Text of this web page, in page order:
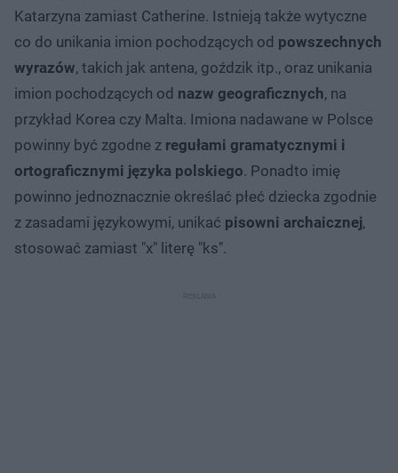
Katarzyna zamiast Catherine. Istnieją także wytyczne
co do unikania imion pochodzących od powszechnych
wyrazów, takich jak antena, goździk itp., oraz unikania
imion pochodzących od nazw geograficznych, na
przykład Korea czy Malta. Imiona nadawane w Polsce
powinny być zgodne z regułami gramatycznymi i
ortograficznymi języka polskiego. Ponadto imię
powinno jednoznacznie określać płeć dziecka zgodnie
z zasadami językowymi, unikać pisowni archaicznej,
stosować zamiast "x" literę "ks".